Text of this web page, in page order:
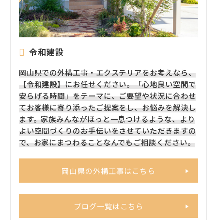
令和建設
岡山県での外構工事・エクステリアをお考えなら、
【令和建設】にお任せください。「心地良い空間で
安らげる時間」をテーマに、ご要望や状況に合わせ
てお客様に寄り添ったご提案をし、お悩みを解決し
ます。家族みんながほっと一息つけるような、より
よい空間づくりのお手伝いをさせていただきますの
で、お家にまつわることなんでもご相談ください。
岡山県の外構工事はこちら
ブログ一覧はこちら